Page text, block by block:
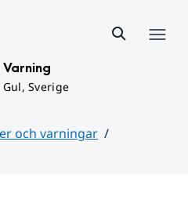
Varning
Gul, Sverige
och varningar